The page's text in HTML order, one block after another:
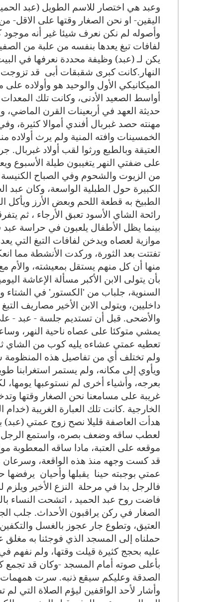
وعبد هي اختصار للاسم الطويل (عبد
اليقين- او نحن الصغار وقتها على الاقل-
وأصوله لم نكن نعرف شيئا غير أنه موجود
لفافات تبغ يعدها بنفسه من علبة من
يكن لـ (عبد) وظيفة محددة نعرفها في
النهار .كانت كبرى شقبقات أبى قد تزوجت
الميكانيكي الأول والوحيد هو وأولاده
أواسط الصعيد الأدنى، وكانت تلك
حديثة العهد في أربعينات القرن الماضي،
مهنته حصد غبربال أفندي أموالا كثيرة،
الخمسينات وافته المنية ولم يرث أولاده
العتيقة وبالطبع ورثوا لقب أولاد غبربال.
على ضفتي النهر يتغيبون طيلة الأسبوع
من الزيوت والشحوم وفي الصباح الكنيسة
الكبيرة حول الطبلية الواسعة، وكان عبد
الطبيخ به قطعة اللحم وبعض الأرز ويأكل
رائحة الشاي الأسود تعبق الأرجاء ، ثم
بينما يظل الأطفال يلعبون في حراسة عبد
موازية لعصاه ويدخن لفافات التبغ التي
تفتتت بعد الثورة، وركدت الأنشطة مما
منها أن كل منهم يستقل بمعيشته، والأم
بأن يتولى الابن الأكبر مسألة الإعاشة
السنوية، جلباب من 'الكستور' في
داخليين، ويتولى الابن الأخير مصاريف
والأضحى. قبل أن تستديم جلسة - عبد -
يمشي متوكئا على عصاه ناحية النهر،
تعطيه عمتي عشاءه يليه كوب من الشاي ثم
ولم تختلف أي من تفاصيل هذه
ويأوي إلى مكانه، ولم يستمر استغرابنا
بعرجه، وأشياء أخرى لم نستوعبها
غريبة على مسامعنا نحن الصغار وقتها
الخارجية .كانت تلك العبارة الغريبة
هدأت العاصفة قليلا نصح زوج عمتي (عبد)
لعطب ساقه وضعف بصره، واستمع الرجل
موقعه على العتبة، مادا ساقه المعطوبة
قد كست وجهه منذ هذه الواقعة، وسرعان
عمتي بوجبته حينا يقبلها وأحيان يرفضها
فالرجل بدا في مرحلة النزع الأخير
فاضت روح عبد الحميد ، اتشحت النساء
الصغار في ركن يراقبون الأحداث. جلب
العتيق، وتطوع جار عجوز بالغسل
حملناه إلى المسجد الذي فوجئنا به مغلق
عليه بحجج كثيرة قيلت وقتها، ولم نفهم
بأعلى صوته أمام المسجد -وكان قد تجمع
الصدقة وعليكم سيقع ذنبه. سرت همهمات
وأشار لأحد الواقفين ليؤم الصلاة التي